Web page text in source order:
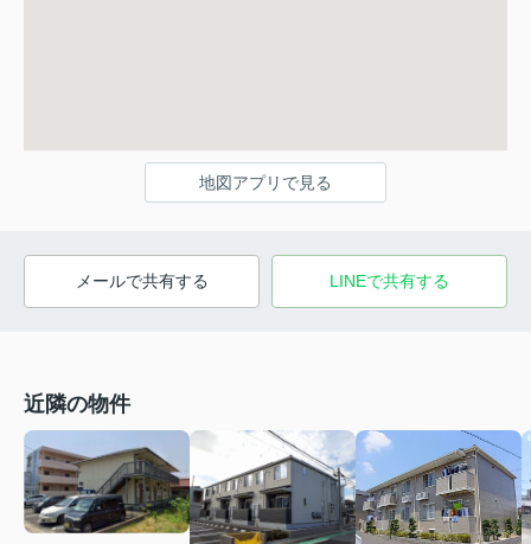
地図アプリで見る
メールで共有する LINEで共有する
近隣の物件